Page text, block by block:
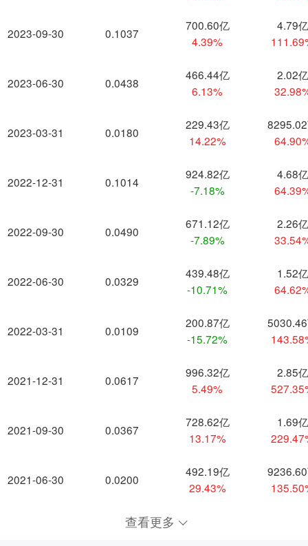
2023-09-30
2023-06-30
2023-03-31
2022-12-31
2022-09-30
2022-06-30
2022-03-31
2021-12-31
2021-09-30
2021-06-30
0.1037
700.60亿
4.39%
4.79亿
0.0438
466.44亿
6.13%
2.02亿
0.0180
229.43亿
14.22%
0.1014
924.82亿
-7.18%
4.68亿
0.0490
671.12亿
-7.89%
2.26亿
0.0329
439.48亿
-10.71%
1.52亿
0.0109
200.87亿
-15.72%
0.0617
996.32亿
5.49%
2.85亿
0.0367
728.62亿
13.17%
1.69亿
0.0200
492.19亿
29.43%
查看更多